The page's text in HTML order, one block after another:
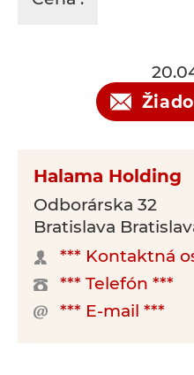
Halama Holding
Odborárska 32
Bratislava
*** Kontaktná
*** Telefón ***
*** E-mail ***